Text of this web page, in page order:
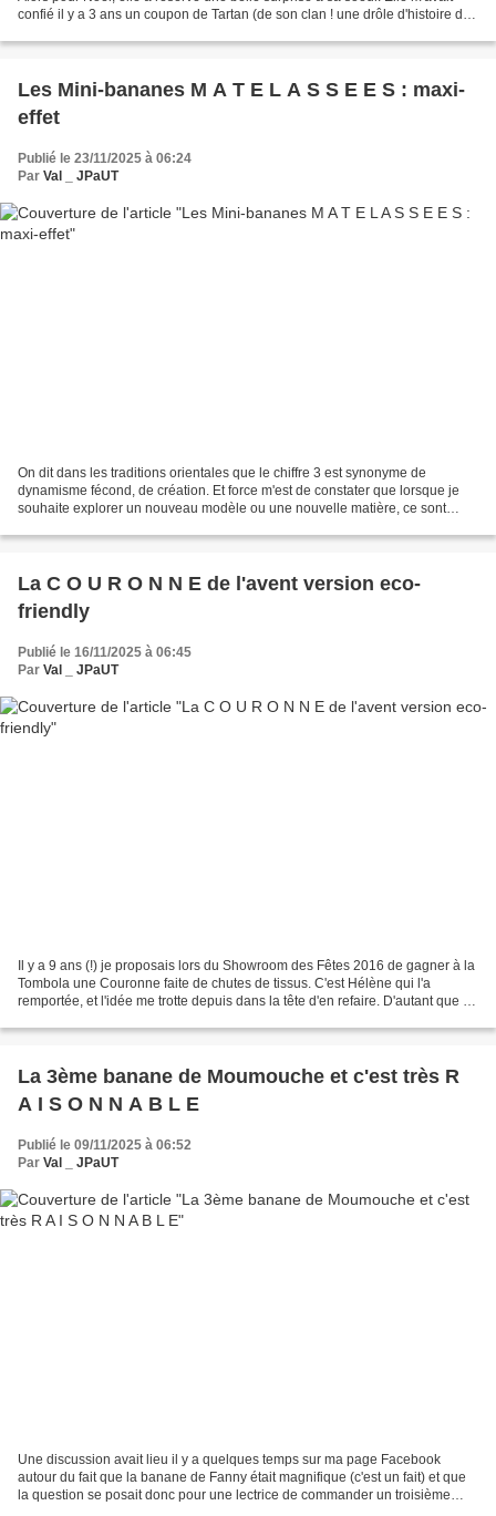
confié il y a 3 ans un coupon de Tartan (de son clan ! une drôle d'histoire de
Les Mini-bananes M A T E L A S S E E S : maxi-
effet
Publié le 23/11/2025 à 06:24
Par Val _ JPaUT
On dit dans les traditions orientales que le chiffre 3 est synonyme de
dynamisme fécond, de création. Et force m'est de constater que lorsque je
souhaite explorer un nouveau modèle ou une nouvelle matière, ce sont
La C O U R O N N E de l'avent version eco-
friendly
Publié le 16/11/2025 à 06:45
Par Val _ JPaUT
Il y a 9 ans (!) je proposais lors du Showroom des Fêtes 2016 de gagner à la
Tombola une Couronne faite de chutes de tissus. C'est Hélène qui l'a
remportée, et l'idée me trotte depuis dans la tête d'en refaire. D'autant que ça
La 3ème banane de Moumouche et c'est très R
A I S O N N A B L E
Publié le 09/11/2025 à 06:52
Par Val _ JPaUT
Une discussion avait lieu il y a quelques temps sur ma page Facebook
autour du fait que la banane de Fanny était magnifique (c'est un fait) et que
la question se posait donc pour une lectrice de commander un troisième